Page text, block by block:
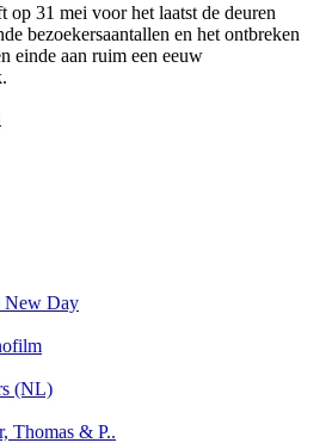
op 31 mei voor het laatst de deuren
bezoekersaantallen en het ontbreken
einde aan ruim een eeuw
New Day
(NL)
Thomas & P..